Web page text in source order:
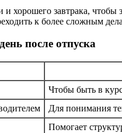
хорошего завтрака, чтобы
к более сложным
после отпуска
Чтобы быть в
Для понимания
Помогает